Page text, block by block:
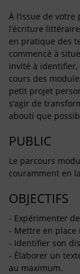
À l’issue de
l’écriture
en pratique des
commencé à
invité à identifier,
cours des
petit projet
s’agir de
abouti que
PUBLIC
Le parcours
couramment en
OBJECTIFS
- Expérimenter
- Mettre en place
- Identifier son
- Élaborer un
au maximum.